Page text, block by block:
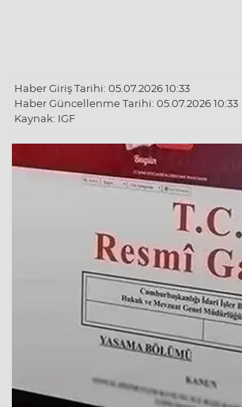
Haber Giriş Tarihi: 05.07.2026 10:33
Haber Güncellenme Tarihi: 05.07.2026 10:33
Kaynak: IGF